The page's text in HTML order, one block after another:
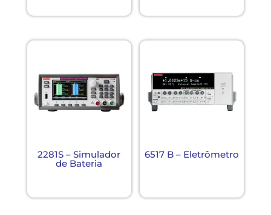
2281S – Simulador
de Bateria
6517 B – Eletrômetro